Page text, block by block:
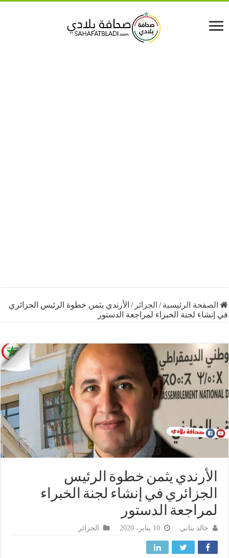
الرئيسية /الجزائر/الأرندي يثمن خطوة الرئيس الجزائري
لجنة الخبراء لمراجعة الدستور
يثمن خطوة الرئيس
في إنشاء لجنة الخبراء
الدستور
خالد بناني الجزائر